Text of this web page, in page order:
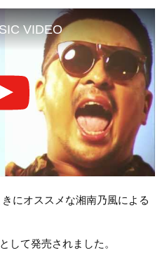
VIDEO
にオススメな湘南乃風による
して発売されました。